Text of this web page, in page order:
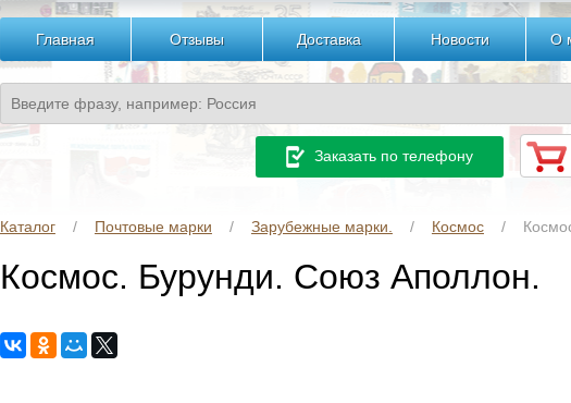
Главная Отзывы Доставка Новости О
Заказать по телефону
Каталог Почтовые марки Зарубежные марки. Космос
Космос. Бурунди. Союз Аполлон.